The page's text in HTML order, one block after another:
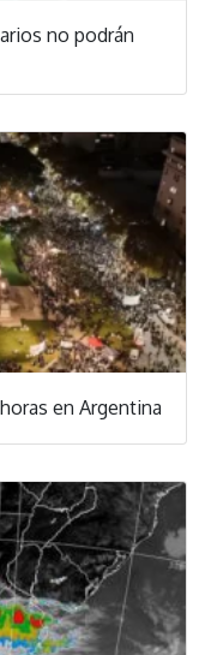
no podrán
en Argentina